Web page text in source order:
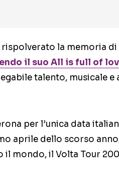
la memoria
il suo All is full of
talento, musicale
per l’unica data
aprile dello scorso
mondo, il Volta Tour